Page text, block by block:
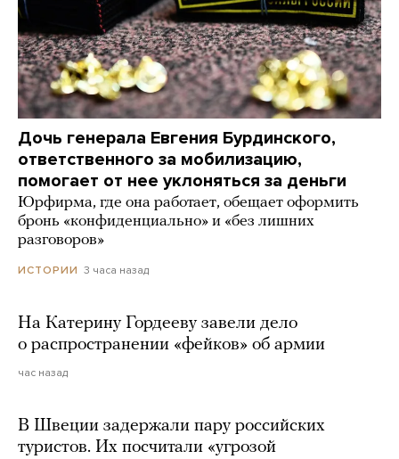
Дочь генерала Евгения Бурдинского,
ответственного за мобилизацию,
помогает от нее уклоняться за деньги
Юрфирма, где она работает, обещает оформить
бронь «конфиденциально» и «без лишних
разговоров»
ИСТОРИИ 3 часа назад
На Катерину Гордееву завели дело
о распространении «фейков» об армии
час назад
В Швеции задержали пару российских
туристов. Их посчитали «угрозой